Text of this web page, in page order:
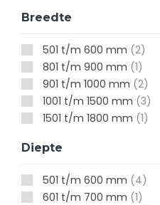
Breedte
501 t/m 600 mm (2)
801 t/m 900 mm (1)
901 t/m 1000 mm (2)
1001 t/m 1500 mm (3)
1501 t/m 1800 mm (1)
Diepte
501 t/m 600 mm (4)
601 t/m 700 mm (1)